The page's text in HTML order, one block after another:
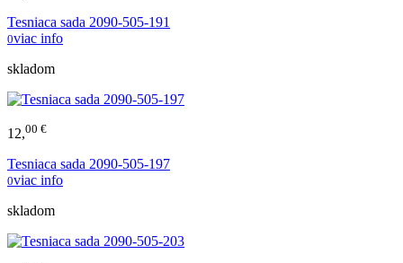
Tesniaca sada 2090-505-191
0viac info
skladom
12,00 €
Tesniaca sada 2090-505-197
0viac info
skladom